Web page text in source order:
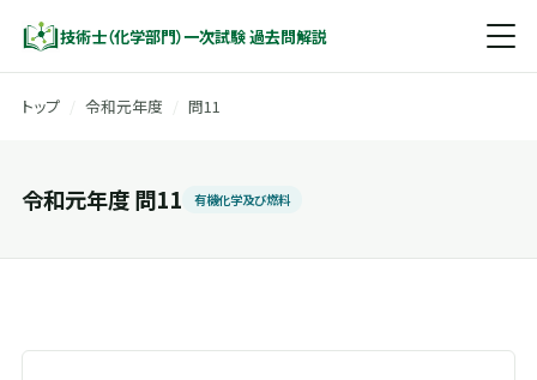
技術士（化学部門）一次試験 過去問解説
トップ 令和元年度 問11
令和元年度 問11 有機化学及び燃料